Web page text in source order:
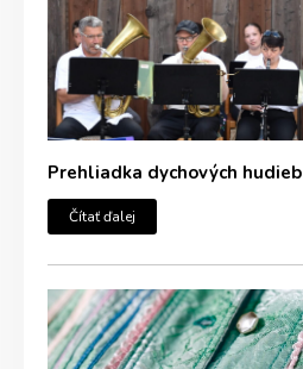
Prehliadka dychových hudieb
Čítať ďalej